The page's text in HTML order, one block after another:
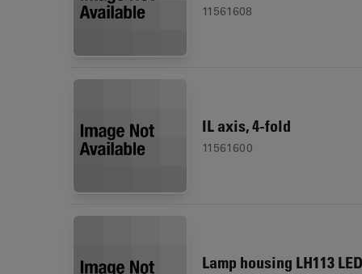
11561608
IL axis, 4-fold
11561600
Lamp housing LH113 LED